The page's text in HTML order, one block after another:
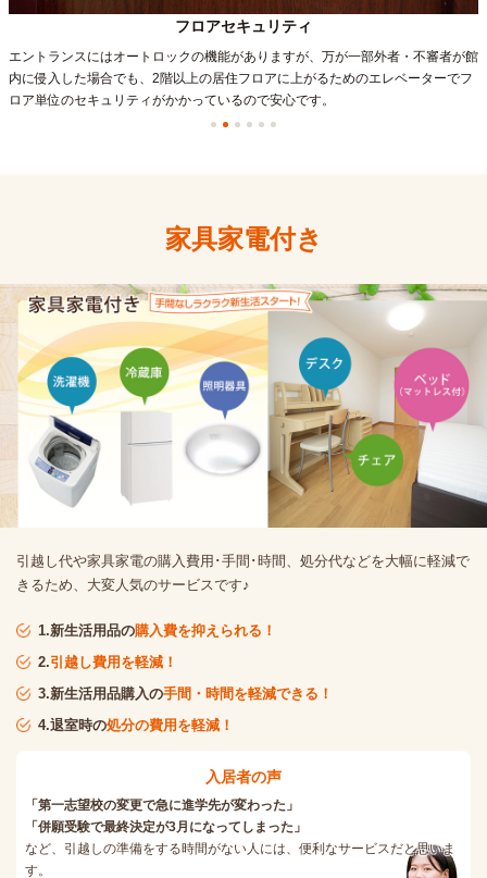
フロアセキュリティ
エントランスにはオートロックの機能がありますが、万が一部外者・不審者が館
内に侵入した場合でも、2階以上の居住フロアに上がるためのエレベーターでフ
ロア単位のセキュリティがかかっているので安心です。
家具家電付き
引越し代や家具家電の購入費用･手間･時間、処分代などを大幅に軽減で
きるため、大変人気のサービスです♪
1.新生活用品の購入費を抑えられる！
2.引越し費用を軽減！
3.新生活用品購入の手間・時間を軽減できる！
4.退室時の処分の費用を軽減！
入居者の声
「第一志望校の変更で急に進学先が変わった」
「併願受験で最終決定が3月になってしまった」
など、引越しの準備をする時間がない人には、便利なサービスだと思いま
す。